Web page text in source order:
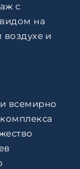
с
на
и
всемирно